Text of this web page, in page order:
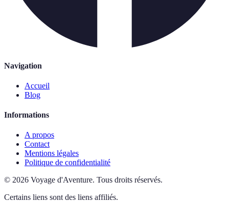
Navigation
Accueil
Blog
Informations
A propos
Contact
Mentions légales
Politique de confidentialité
© 2026 Voyage d'Aventure. Tous droits réservés.
Certains liens sont des liens affiliés.